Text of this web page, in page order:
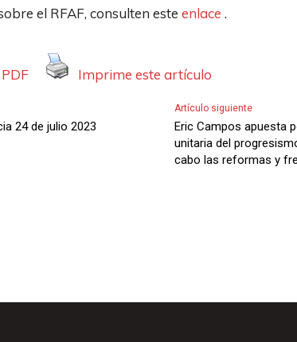
el RFAF, consulten este enlace .
Imprime este artículo
24 de julio 2023
Artículo siguiente
Eric Campos apuesta
unitaria del
cabo las reformas y